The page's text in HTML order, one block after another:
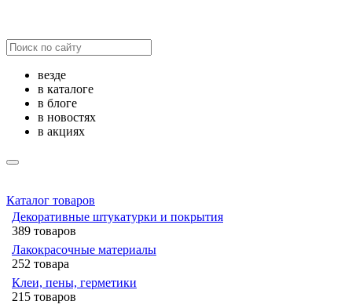
везде
в каталоге
в блоге
в новостях
в акциях
Каталог товаров
Декоративные штукатурки и покрытия
389 товаров
Лакокрасочные материалы
252 товара
Клеи, пены, герметики
215 товаров